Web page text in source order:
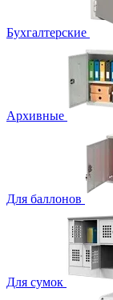
Бухгалтерские
Архивные
Для баллонов
Для сумок